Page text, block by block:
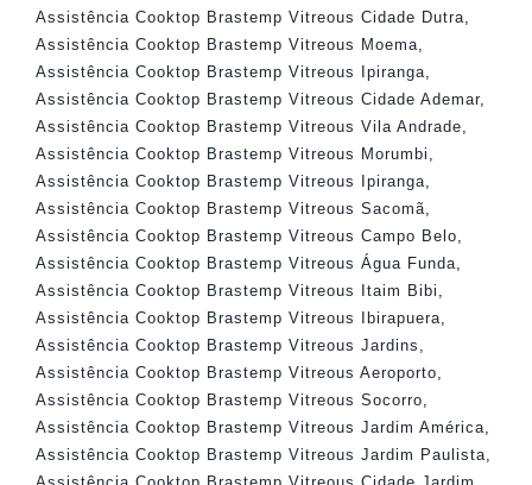
Assistência Cooktop Brastemp Vitreous Cidade Dutra
Assistência Cooktop Brastemp Vitreous Moema
Assistência Cooktop Brastemp Vitreous Ipiranga
Assistência Cooktop Brastemp Vitreous Cidade Ademar,
Assistência Cooktop Brastemp Vitreous Vila Andrade
Assistência Cooktop Brastemp Vitreous Morumbi
Assistência Cooktop Brastemp Vitreous Ipiranga
Assistência Cooktop Brastemp Vitreous Sacomã
Assistência Cooktop Brastemp Vitreous Campo Belo
Assistência Cooktop Brastemp Vitreous Água Funda
Assistência Cooktop Brastemp Vitreous Itaim Bibi
Assistência Cooktop Brastemp Vitreous Ibirapuera
Assistência Cooktop Brastemp Vitreous Jardins
Assistência Cooktop Brastemp Vitreous Aeroporto
Assistência Cooktop Brastemp Vitreous Socorro
Assistência Cooktop Brastemp Vitreous Jardim América
Assistência Cooktop Brastemp Vitreous Jardim Paulista